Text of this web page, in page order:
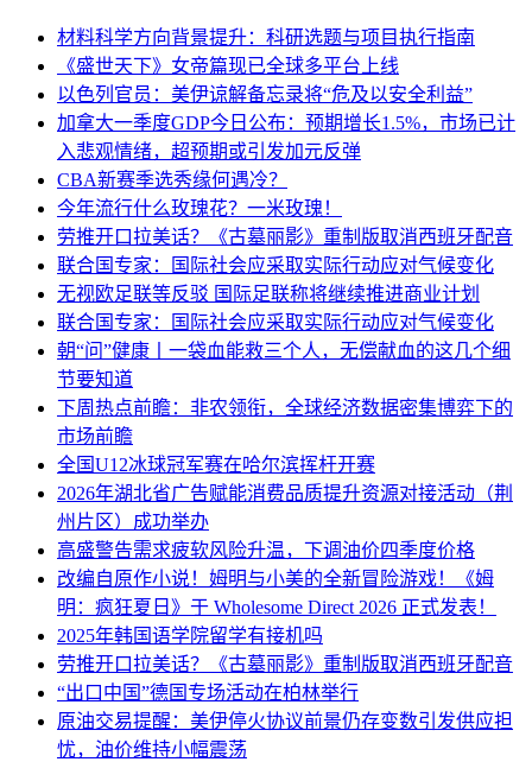
材料科学方向背景提升：科研选题与项目执行指南
《盛世天下》女帝篇现已全球多平台上线
以色列官员：美伊谅解备忘录将“危及以安全利益”
加拿大一季度GDP今日公布：预期增长1.5%，市场已计
入悲观情绪，超预期或引发加元反弹
CBA新赛季选秀缘何遇冷？
今年流行什么玫瑰花？一米玫瑰！
劳推开口拉美话？《古墓丽影》重制版取消西班牙配音
联合国专家：国际社会应采取实际行动应对气候变化
无视欧足联等反驳 国际足联称将继续推进商业计划
联合国专家：国际社会应采取实际行动应对气候变化
朝“问”健康丨一袋血能救三个人，无偿献血的这几个细
节要知道
下周热点前瞻：非农领衔，全球经济数据密集博弈下的
市场前瞻
全国U12冰球冠军赛在哈尔滨挥杆开赛
2026年湖北省广告赋能消费品质提升资源对接活动（荆
州片区）成功举办
高盛警告需求疲软风险升温，下调油价四季度价格
改编自原作小说！姆明与小美的全新冒险游戏！《姆
明：疯狂夏日》于 Wholesome Direct 2026 正式发表！
2025年韩国语学院留学有接机吗
劳推开口拉美话？《古墓丽影》重制版取消西班牙配音
“出口中国”德国专场活动在柏林举行
原油交易提醒：美伊停火协议前景仍存变数引发供应担
忧，油价维持小幅震荡